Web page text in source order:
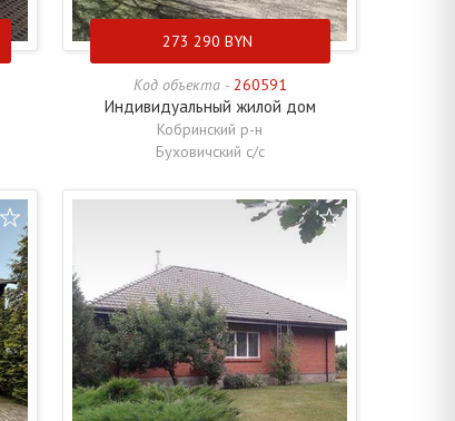
273 290 BYN
Код объекта - 260591
Индивидуальный жилой дом
Кобринский р-н
Буховичский с/с